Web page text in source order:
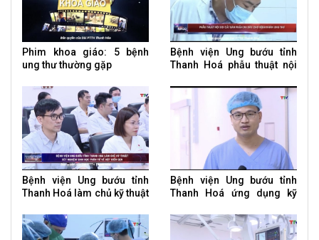
Phim khoa giáo: 5 bệnh
ung thư thường gặp
Bệnh viện Ung bướu tỉnh
Thanh Hoá phẫu thuật nội
cho bệnh nhân ung thư
Bệnh viện Ung bướu tỉnh
Thanh Hoá làm chủ kỹ thuật
tử về đột biến gen
Bệnh viện Ung bướu tỉnh
Thanh Hoá ứng dụng kỹ
giáp